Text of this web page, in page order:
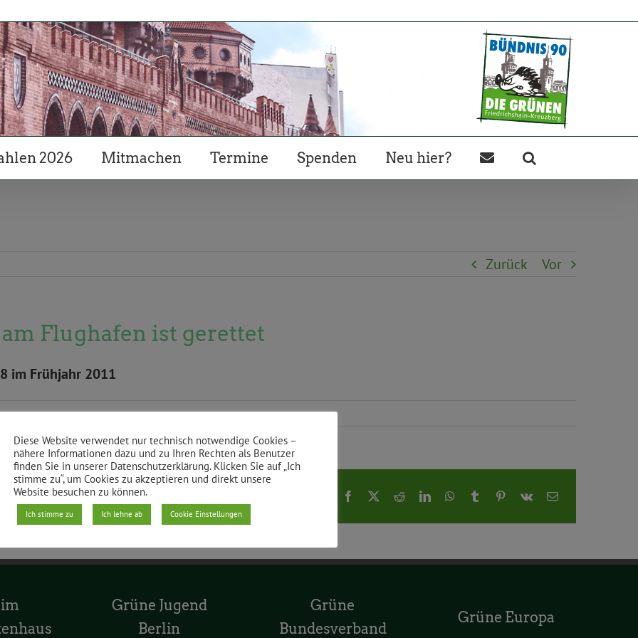
2026 Mitmachen Termine Spenden Neu hier?
Zurück Vor
Flughafen ist gerettet
im Frühjahr 2011
Facebook RedditLinkedInWhatsApp
Tumblr Pinterest
Vk
E-
Grüne Jugend
Berlin
Grüne
Bundesverband
Grüne Europa
Diese Website verwendet nur technisch notwendige Cookies –
nähere Informationen dazu und zu Ihren Rechten als Benutzer
finden Sie in unserer Datenschutzerklärung. Klicken Sie auf „Ich
stimme zu“, um Cookies zu akzeptieren und direkt unsere
Website besuchen zu können.
Ich stimme zu Ich lehne ab Cookie Einstellungen